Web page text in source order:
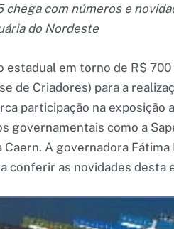
chega com números e
do Nordeste
estadual em torno de R$
de Criadores) para a
participação na exposição
governamentais como a
Caern. A governadora
conferir as novidades desta